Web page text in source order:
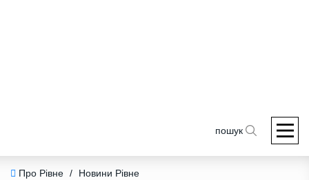
пошук
Про Рівне /
Новини Рівне